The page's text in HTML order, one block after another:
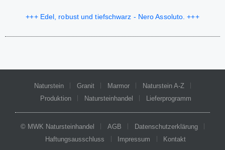
+++ Edel, robust und tiefschwarz - Nero Assoluto. +++
Naturstein Granit Marmor
Naturstein A-Z
Produktion
Natursteinhandel Lieferprogramm
© MWK Natursteinhandel AGB
Datenschutzerklärung
Haftungsausschluss
Impressum Kontakt